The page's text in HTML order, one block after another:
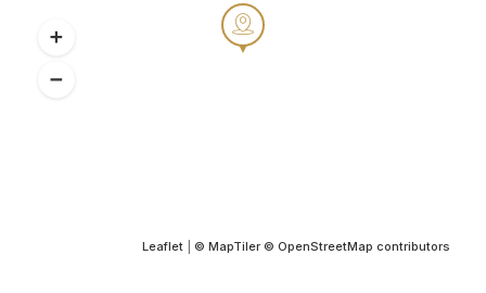
Leaflet © MapTiler © OpenStreetMap contributors